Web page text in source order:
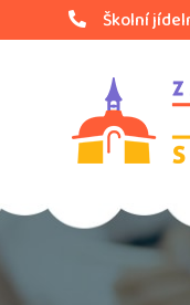
Školní